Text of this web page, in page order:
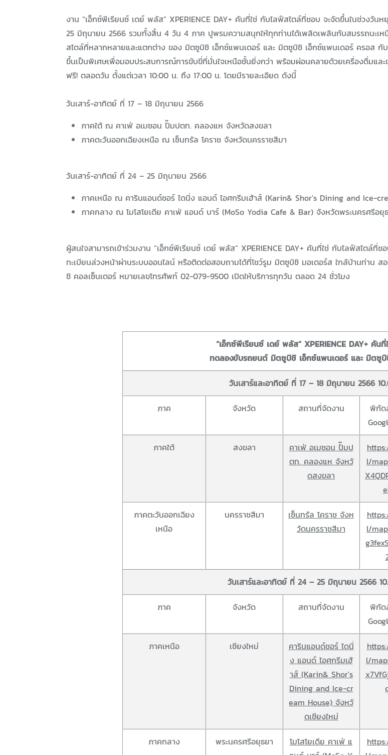
งาน “เอ็กซ์พีเรียนซ์ เดย์ พลัส” XPERIENCE DAY+ คันที่ใช่ กับไลฟ์สไตล์ที่ชอบ จะจัดขึ้นในช่วงวัน
25 มิถุนายน 2566 รวมทั้งสิ้น 4 วัน 4 ภาค ปูพรมความสนุกให้ทุกท่านได้เพลิดเพลินกับสมรรถนะเ
สไตล์ที่หลากหลายและแตกต่าง ของ มิตซูบิชิ เอ็กซ์แพนเดอร์ และ มิตซูบิชิ เอ็กซ์แพนเดอร์ ครอส
ขึ้นเป็นพิเศษเพื่อมอบประสบการณ์การขับขี่ที่มั่นใจเหนือชั้นยิ่งกว่า พร้อมผ่อนคลายด้วยเครื่องดื่มและ
ฟรี! ตลอดวัน ตั้งแต่เวลา 10:00 น. ถึง 17:00 น. โดยมีรายละเอียด ดังนี้
วันเสาร์-อาทิตย์ ที่ 17 – 18 มิถุนายน 2566
ภาคใต้ ณ คาเฟ่ อเมซอน ปั๊มปตท. คลองแห จังหวัดสงขลา
ภาคตะวันออกเฉียงเหนือ ณ เซ็นทรัล โคราช จังหวัดนครราชสีมา
วันเสาร์-อาทิตย์ ที่ 24 – 25 มิถุนายน 2566
ภาคเหนือ ณ คารินแอนด์ชอร์ ไดนิ่ง แอนด์ ไอศกรีมเฮ้าส์ (Karin& Shor's Dining and Ice-
ภาคกลาง ณ โมโสโยเดีย คาเฟ่ แอนด์ บาร์ (MoSo Yodia Cafe & Bar) จังหวัดพระนครศรีอยุ
ผู้สนใจสามารถเข้าร่วมงาน “เอ็กซ์พีเรียนซ์ เดย์ พลัส” XPERIENCE DAY+ คันที่ใช่ กับไลฟ์สไตล์ที่ช
ทะเบียนล่วงหน้าผ่านระบบออนไลน์ หรือติดต่อสอบถามได้ที่โชว์รูม มิตซูบิชิ มอเตอร์ส ใกล้บ้านท่าน
ชิ คอลเซ็นเตอร์ หมายเลขโทรศัพท์ 02-079-9500 เปิดให้บริการทุกวัน ตลอด 24 ชั่วโมง
“เอ็กซ์พีเรียนซ์ เดย์ พลัส” XPERIENCE DAY+ คัน
ทดลองขับรถยนต์ มิตซูบิชิ เอ็กซ์แพนเดอร์ และ มิตซู
วันเสาร์และอาทิตย์ ที่ 17 – 18 มิถุนายน 2566
ภาค จังหวัด สถานที่จัดงาน
พิกัด
ภาคใต้ สงขลา
คาเฟ่ อเมซอน ปั๊มป
ตท. คลองแห จังหวั
ดสงขลา
l/
ภาคตะวันออกเฉียง
เหนือ
นครราชสีมา
เซ็นทรัล โคราช จังห
วัดนครราชสีมา
l/
วันเสาร์และอาทิตย์ ที่ 24 – 25 มิถุนายน 2566
ภาค จังหวัด สถานที่จัดงาน
พิกัด
ภาคเหนือ เชียงใหม่
คารินแอนด์ชอร์ ไดนิ่
ง แอนด์ ไอศกรีมเฮ้
าส์ (Karin& Shor's
Dining and Ice-cr
eam House) จังหวั
ดเชียงใหม่
l/
ภาคกลาง พระนครศรีอยุธยา
โมโสโยเดีย คาเฟ่ แ